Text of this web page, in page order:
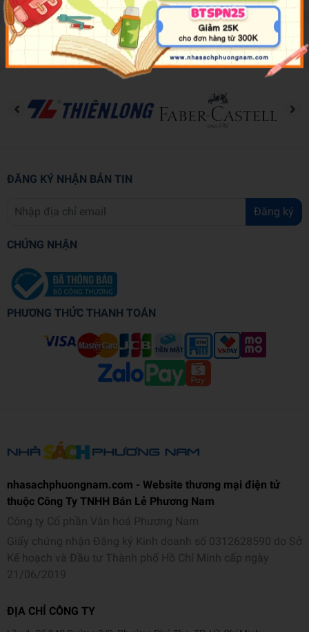
Đánh giá sản phẩm
ĐĂNG KÝ NHẬN BẢN TIN
Đăng ký
CHỨNG NHẬN
PHƯƠNG THỨC THANH TOÁN
nhasachphuongnam.com - Website thương mại điện tử
thuộc Công Ty TNHH Bán Lẻ Phương Nam
Công ty Cổ phần Văn hoá Phương Nam
Giấy chứng nhận Đăng ký Kinh doanh số 0312628590 do Sở
Kế hoạch và Đầu tư Thành phố Hồ Chí Minh cấp ngày
21/06/2019
ĐỊA CHỈ CÔNG TY